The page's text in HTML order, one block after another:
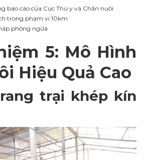
báo cáo của Cục Thú y và Chăn nuôi
trong phạm vi 10km
phòng ngừa
5: Mô Hình
Hiệu Quả Cao
trại khép kín